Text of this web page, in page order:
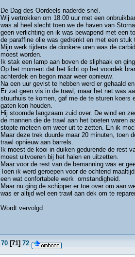
De Dag des Oordeels naderde snel.
Wij vertrokken om 18.00 uur met een
was al heel slecht toen we de haven van
geen verlichting en ik was bewapend met een
de paraffine olie was gedrenkt en met een
Mijn werk tijdens de donkere uren was de
moest worden.
Ik stak een lamp aan boven de sliphaak en
Op het moment dat het licht op het voordek
achterdek en begon maar weer opnieuw.
Na een uur gevist te hebben werd er gehaald
Er zat geen vis in de trawl, maar het net was
stuurhuis te komen, gaf me de te sturen koers
gaten kon houden.
Hij stoomde langzaam zuid over. De wind en
de mannen die de trawl aan het boeten waren
stopte meteen om weer uit te zetten. En ik
Maar deze trek duurde maar 20 minuten, toen
trawl opnieuw aan barrels.
Ik moest de kooi in duiken gedurende de rest
moest uitvoeren bij het halen en uitzetten.
Maar voor de rest van de bemanning was er
Toen ik werd geroepen voor de ochtend
een wat confortabele werk omstandigheid.
Maar nu ging de schipper er toe over om aan
was er altijd wel een trawl aan dek om te
Wordt vervolgd
70 [71] 72